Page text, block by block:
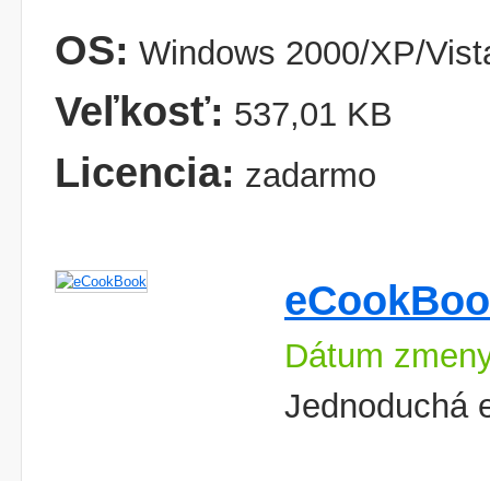
OS: Windows 2000/XP/
Veľkosť: 537,01 KB
Licencia: zadarmo
Dátum
Jednoduchá